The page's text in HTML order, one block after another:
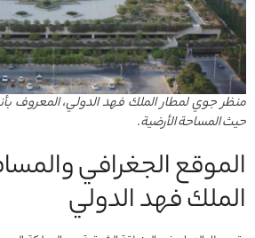
منظر جوي لمطار الملك فهد الدولي، المعروف
حيث المساحة الأرضية.
الموقع الجغرافي
الملك فهد الدولي